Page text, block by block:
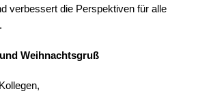
verbessert die Perspektiven für alle
Weihnachtsgruß